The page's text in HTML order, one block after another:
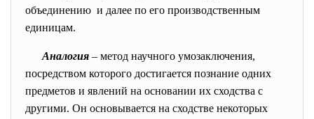
объединению и далее по его производственным
единицам.
Аналогия – метод научного умозаключения,
посредством которого достигается познание одних
предметов и явлений на основании их сходства с
другими. Он основывается на сходстве некоторых